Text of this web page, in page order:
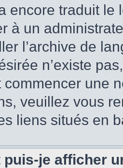
encore traduit
à un
l’archive de
n’existe
commencer une
veuillez vous
liens situés en
puis-je afficher